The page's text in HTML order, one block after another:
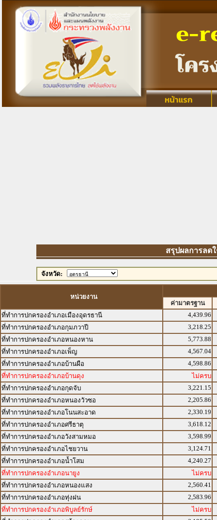
สรุปผลการลดใ
จังหวัด:
หน่วยงาน
ค่ามาตรฐาน
ที่ทำการปกครองอำเภอเมืองอุดรธานี
4,439.96
ที่ทำการปกครองอำเภอกุมภวาปี
3,218.25
ที่ทำการปกครองอำเภอหนองหาน
5,773.88
ที่ทำการปกครองอำเภอเพ็ญ
4,567.04
ที่ทำการปกครองอำเภอบ้านผือ
4,598.86
ที่ทำการปกครองอำเภอบ้านดุง
ไม่ครบ
ที่ทำการปกครองอำเภอกุดจับ
3,221.15
ที่ทำการปกครองอำเภอหนองวัวซอ
2,205.86
ที่ทำการปกครองอำเภอโนนสะอาด
2,330.19
ที่ทำการปกครองอำเภอศรีธาตุ
3,618.12
ที่ทำการปกครองอำเภอวังสามหมอ
3,598.99
ที่ทำการปกครองอำเภอไชยวาน
3,124.71
ที่ทำการปกครองอำเภอน้ำโสม
4,240.27
ที่ทำการปกครองอำเภอนายูง
ไม่ครบ
ที่ทำการปกครองอำเภอหนองแสง
2,560.41
ที่ทำการปกครองอำเภอทุ่งฝน
2,583.96
ที่ทำการปกครองอำเภอพิบูลย์รักษ์
ไม่ครบ